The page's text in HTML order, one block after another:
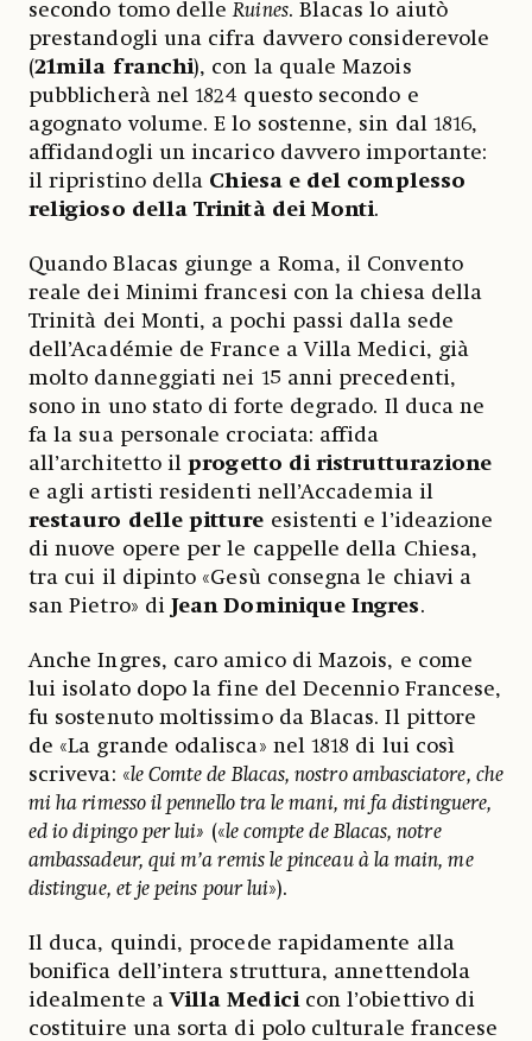
secondo tomo delleRuines. Blacas lo aiutò
prestandogli una cifra davvero considerevole
(21mila franchi), con la quale Mazois
pubblicherà nel 1824 questo secondo e
agognato volume. E lo sostenne, sin dal 1816,
affidandogli un incarico davvero importante:
il ripristino della Chiesa e del complesso
religioso della Trinità dei Monti.
Quando Blacas giunge a Roma, il Convento
reale dei Minimi francesi con la chiesa della
Trinità dei Monti, a pochi passi dalla sede
dell’Académie de France a Villa Medici, già
molto danneggiati nei 15 anni precedenti,
sono in uno stato di forte degrado. Il duca ne
fa la sua personale crociata: affida
all’architetto ilprogetto di ristrutturazione
e agli artisti residenti nell’Accademia il
restauro delle pitture esistenti e l’ideazione
di nuove opere per le cappelle della Chiesa,
tra cui il dipinto «Gesù consegna le chiavi a
san Pietro» di
Jean Dominique Ingres.
Anche Ingres, caro amico di Mazois, e come
lui isolato dopo la fine del Decennio Francese,
fu sostenuto moltissimo da Blacas. Il pittore
de «La grande odalisca» nel 1818 di lui così
scriveva: «le Comte de Blacas, nostro ambasciatore, che
mi ha rimesso il pennello tra le mani, mi fa distinguere,
ed io dipingo per lui» («le compte de Blacas, notre
ambassadeur, qui m’a remis le pinceau à la main, me
distingue, et je peins pour lui»).
Il duca, quindi, procede rapidamente alla
bonifica dell’intera struttura, annettendola
idealmente a Villa Medicicon l’obiettivo di
costituire una sorta di polo culturale francese